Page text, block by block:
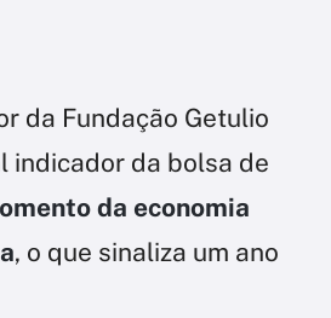
da Fundação Getulio
indicador da bolsa de
da economia
, o que sinaliza um ano